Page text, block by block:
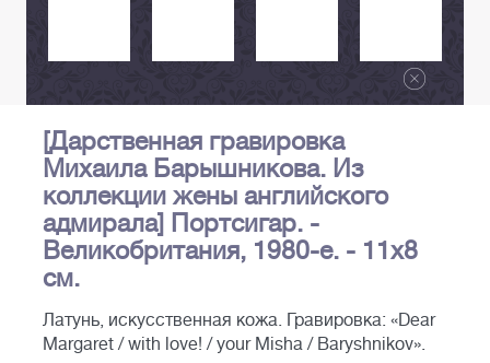
[Дарственная гравировка
Михаила Барышникова. Из
коллекции жены английского
адмирала] Портсигар. -
Великобритания, 1980-е. - 11х8
см.
Латунь, искусственная кожа. Гравировка: «Dear
Margaret / with love! / your Misha / Baryshnikov».